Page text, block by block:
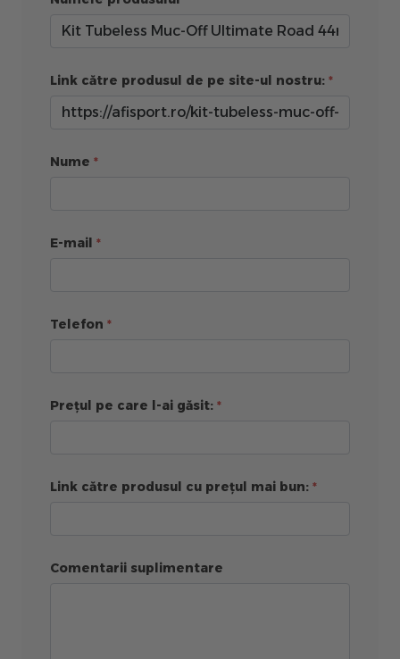
Link către produsul de pe site-ul nostru:
Nume
E-mail
Telefon
Prețul pe care l-ai găsit:
Link către produsul cu prețul mai bun:
Comentarii suplimentare